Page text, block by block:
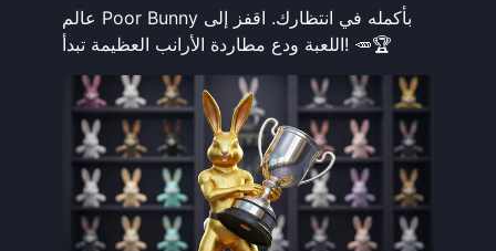
عالم Poor Bunny بأكمله في انتظارك. اقفز إلى
اللعبةودع مطاردة الأرانب العظيمة تبدأ! 🥕🏆